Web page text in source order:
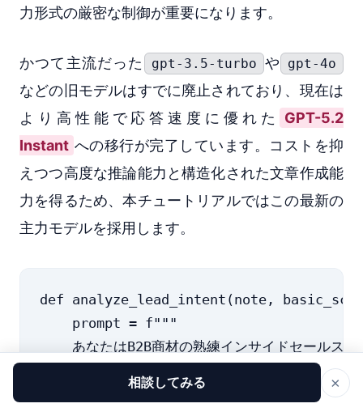
力形式の厳密な制御が重要になります。
かつて主流だった gpt-3.5-turbo や gpt-4o
などの旧モデルはすでに廃止されており、現在は
より高性能で応答速度に優れた
GPT-5.2
Instant への移行が完了しています。コストを抑
えつつ高度な推論能力と構造化された文章作成能
力を得るため、本チュートリアルではこの最新の
主力モデルを採用します。
def analyze_lead_intent(note,
    prompt = f"""
あなたはB2B商材の熟練インサイドセールス担
以下の「過去の営業メモ」と「基本スコア」
相談してみる ×